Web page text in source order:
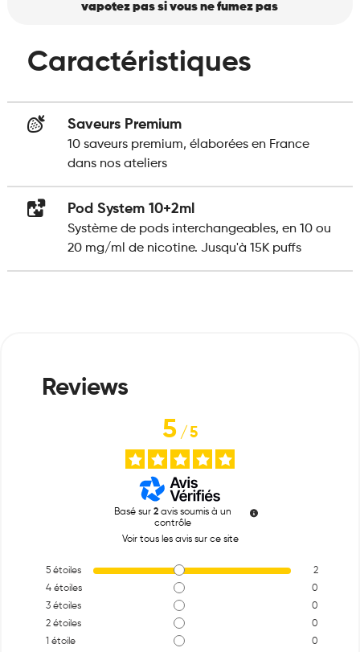
vapotez pas si vous ne fumez pas
Caractéristiques
Saveurs Premium
10 saveurs premium, élaborées en France
dans nos ateliers
Pod System 10+2ml
Système de pods interchangeables, en 10 ou
20 mg/ml de nicotine. Jusqu'à 15K puffs
5/5
Basé sur 2 avis soumis à un
contrôle
Voir tous les avis sur ce site
5 étoiles
2
4 étoiles
0
3 étoiles
0
2 étoiles
0
1 étoile 0